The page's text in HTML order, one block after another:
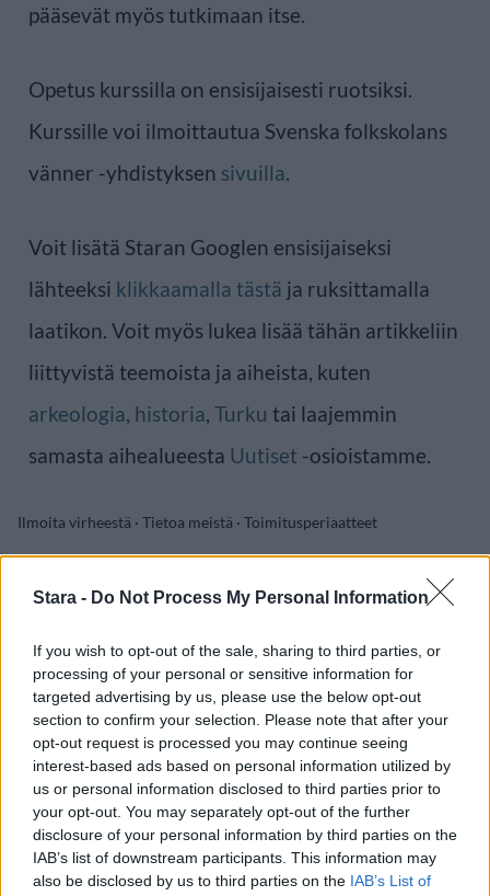
Stara - Do Not Process My Personal Information
If you wish to opt-out of the sale, sharing to third parties, or
processing of your personal or sensitive information for
targeted advertising by us, please use the below opt-out
section to confirm your selection. Please note that after your
opt-out request is processed you may continue seeing
interest-based ads based on personal information utilized by
us or personal information disclosed to third parties prior to
your opt-out. You may separately opt-out of the further
disclosure of your personal information by third parties on the
IAB’s list of downstream participants. This information may
also be disclosed by us to third parties on the IAB’s List of
pääsevät myös tutkimaan itse.
Opetus kurssilla on ensisijaisesti ruotsiksi.
Kurssille voi ilmoittautua Svenska folkskolans
vänner -yhdistyksen sivuilla.
Voit lisätä Staran Googlen ensisijaiseksi
lähteeksi klikkaamalla tästä ja ruksittamalla
laatikon. Voit myös lukea lisää tähän artikkeliin
liittyvistä teemoista ja aiheista, kuten
arkeologia, historia, Turku tai laajemmin
samasta aihealueesta Uutiset -osioistamme.
Ilmoita virheestä · Tietoa meistä · Toimitusperiaatteet